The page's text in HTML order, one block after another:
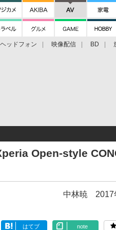
ヘッドフォン 映像配信 BD
Open-style
中林暁 2017
はてブ note